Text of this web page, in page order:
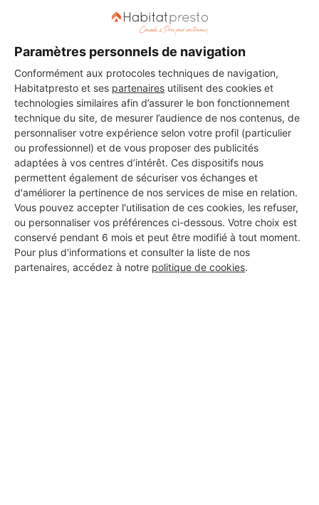
Paramètres personnels de navigation
Conformément aux protocoles techniques de navigation,
Habitatpresto et ses partenaires utilisent des cookies et
technologies similaires afin d’assurer le bon fonctionnement
technique du site, de mesurer l’audience de nos contenus, de
personnaliser votre expérience selon votre profil (particulier
ou professionnel) et de vous proposer des publicités
adaptées à vos centres d’intérêt. Ces dispositifs nous
permettent également de sécuriser vos échanges et
d'améliorer la pertinence de nos services de mise en relation.
Vous pouvez accepter l'utilisation de ces cookies, les refuser,
ou personnaliser vos préférences ci-dessous. Votre choix est
conservé pendant 6 mois et peut être modifié à tout moment.
Pour plus d'informations et consulter la liste de nos
partenaires, accédez à notre politique de cookies.
Vous souhaitez réaliser des travaux et ne savez quel professionnel
choisir ? Demandez des devis travaux
auprès de notre réseau de 5 000
professionnels partout en France.
DEMANDER UN DEVIS